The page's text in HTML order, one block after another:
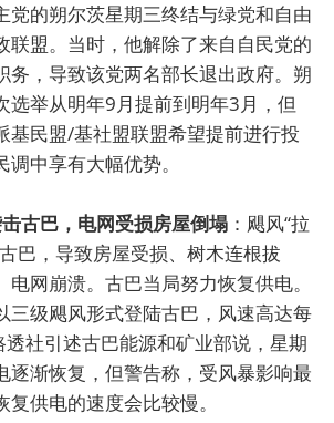
党的朔尔茨星期三终结与绿党和自由
联盟。当时，他解除了来自自民党的
务，导致该党两名部长退出政府。朔
选举从明年9月提前到明年3月，但
基民盟/基社盟联盟希望提前进行投
中享有大幅优势。
古巴，电网受损房屋倒塌 ：飓风“拉
巴，导致房屋受损、树木连根拔
电网崩溃。古巴当局努力恢复供电。
三级飓风形式登陆古巴，风速高达每
社引述古巴能源和矿业部说，星期
逐渐恢复，但警告称，受风暴影响最
供电的速度会比较慢。